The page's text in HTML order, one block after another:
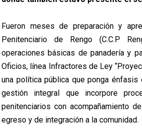
Fueron meses de preparación y
Penitenciario de Rengo (C.C.P
operaciones básicas de panadería y
Oficios, línea Infractores de Ley
una política pública que ponga
gestión integral que incorpore
penitenciarios con acompañamiento
egreso y de integración a la comunidad.